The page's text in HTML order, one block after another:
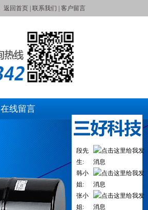
返回首页 联系我们 客户留言
在线留言
段先
生:
韩小
姐:
张小
姐: